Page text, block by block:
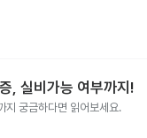
, 실비가능 여부까지!
지 궁금하다면 읽어보세요.